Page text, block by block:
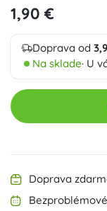
1,90 €
Doprava od
Na sklade· U
Doprava